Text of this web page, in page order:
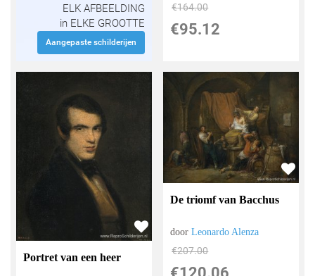
ELK AFBEELDING
in ELKE GROOTTE
Aangepaste schilderijen
€164.00
€95.12
Portret van een heer
De triomf van Bacchus
doorLeonardo Alenza
€207.00